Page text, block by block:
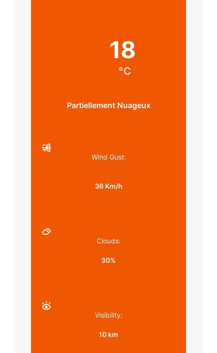
18
°C
Partiellement Nuageux
Wind Gust:
36 Km/h
Clouds:
30%
Visibility:
10 km